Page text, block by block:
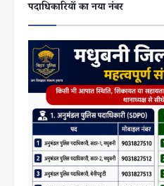
पदाधिकारियों का नया नंबर